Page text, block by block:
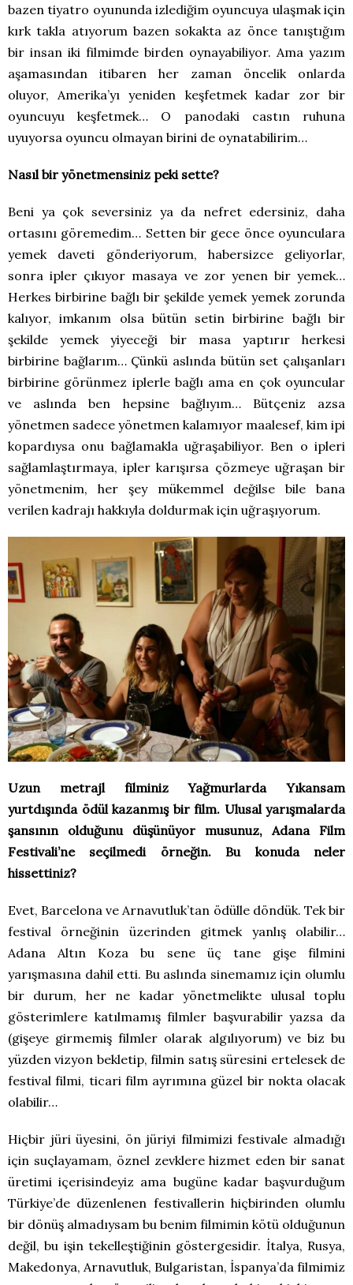
bazen tiyatro oyununda izlediğim oyuncuya ulaşmak için
kırk takla atıyorum bazen sokakta az önce tanıştığım
bir insan iki filmimde birden oynayabiliyor. Ama yazım
aşamasından itibaren her zaman öncelik onlarda
oluyor, Amerika’yı yeniden keşfetmek kadar zor bir
oyuncuyu keşfetmek… O panodaki castın ruhuna
uyuyorsa oyuncu olmayan birini de oynatabilirim…
Nasıl bir yönetmensiniz peki sette?
Beni ya çok seversiniz ya da nefret edersiniz, daha
ortasını göremedim… Setten bir gece önce oyunculara
yemek daveti gönderiyorum, habersizce geliyorlar,
sonra ipler çıkıyor masaya ve zor yenen bir yemek…
Herkes birbirine bağlı bir şekilde yemek yemek zorunda
kalıyor, imkanım olsa bütün setin birbirine bağlı bir
şekilde yemek yiyeceği bir masa yaptırır herkesi
birbirine bağlarım… Çünkü aslında bütün set çalışanları
birbirine görünmez iplerle bağlı ama en çok oyuncular
ve aslında ben hepsine bağlıyım… Bütçeniz azsa
yönetmen sadece yönetmen kalamıyor maalesef, kim ipi
kopardıysa onu bağlamakla uğraşabiliyor. Ben o ipleri
sağlamlaştırmaya, ipler karışırsa çözmeye uğraşan bir
yönetmenim, her şey mükemmel değilse bile bana
verilen kadrajı hakkıyla doldurmak için uğraşıyorum.
Uzun metrajl filminiz Yağmurlarda Yıkansam
yurtdışında ödül kazanmış bir film. Ulusal yarışmalarda
şansının olduğunu düşünüyor musunuz, Adana Film
Festivali’ne seçilmedi örneğin. Bu konuda neler
hissettiniz?
Evet, Barcelona ve Arnavutluk’tan ödülle döndük. Tek bir
festival örneğinin üzerinden gitmek yanlış olabilir…
Adana Altın Koza bu sene üç tane gişe filmini
yarışmasına dahil etti. Bu aslında sinemamız için olumlu
bir durum, her ne kadar yönetmelikte ulusal toplu
gösterimlere katılmamış filmler başvurabilir yazsa da
(gişeye girmemiş filmler olarak algılıyorum) ve biz bu
yüzden vizyon bekletip, filmin satış süresini ertelesek de
festival filmi, ticari film ayrımına güzel bir nokta olacak
olabilir…
Hiçbir jüri üyesini, ön jüriyi filmimizi festivale almadığı
için suçlayamam, öznel zevklere hizmet eden bir sanat
üretimi içerisindeyiz ama bugüne kadar başvurduğum
Türkiye’de düzenlenen festivallerin hiçbirinden olumlu
bir dönüş almadıysam bu benim filmimin kötü olduğunun
değil, bu işin tekelleştiğinin göstergesidir. İtalya, Rusya,
Makedonya, Arnavutluk, Bulgaristan, İspanya’da filmimiz